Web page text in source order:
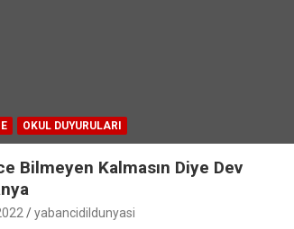
OKUL DUYURULARI
Bilmeyen Kalmasın Diye Dev
yabancidildunyasi